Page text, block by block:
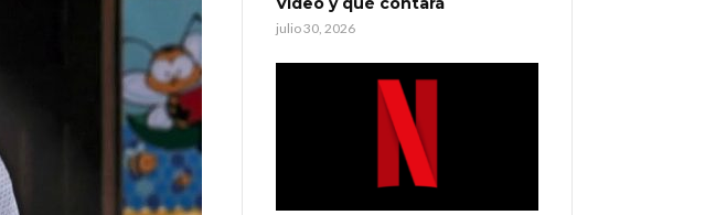
julio 30, 2026